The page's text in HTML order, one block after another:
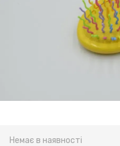
Немає в наявності